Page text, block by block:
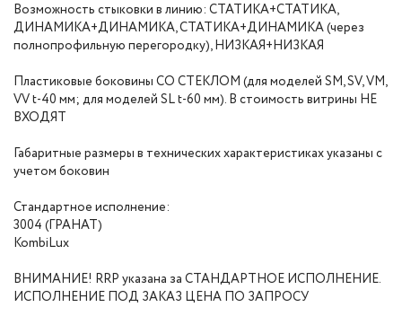
Возможность стыковки в линию: СТАТИКА+СТАТИКА,
ДИНАМИКА+ДИНАМИКА, СТАТИКА+ДИНАМИКА (через
полнопрофильную перегородку), НИЗКАЯ+НИЗКАЯ
Пластиковые боковины СО СТЕКЛОМ (для моделей SM, SV, VM,
VV t-40 мм; для моделей SL t-60 мм). В стоимость витрины НЕ
ВХОДЯТ
Габаритные размеры в технических характеристиках указаны с
учетом боковин
Стандартное исполнение:
3004 (ГРАНАТ)
KombiLux
ВНИМАНИЕ! RRP указана за СТАНДАРТНОЕ ИСПОЛНЕНИЕ.
ИСПОЛНЕНИЕ ПОД ЗАКАЗ ЦЕНА ПО ЗАПРОСУ